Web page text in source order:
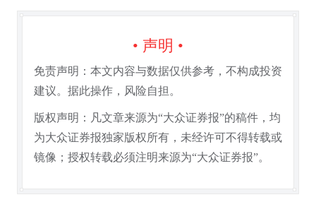
• 声明 •
免责声明：本文内容与数据仅供参考，不构成投资
建议。据此操作，风险自担。
版权声明：凡文章来源为“大众证券报”的稿件，均
为大众证券报独家版权所有，未经许可不得转载或
镜像；授权转载必须注明来源为“大众证券报”。